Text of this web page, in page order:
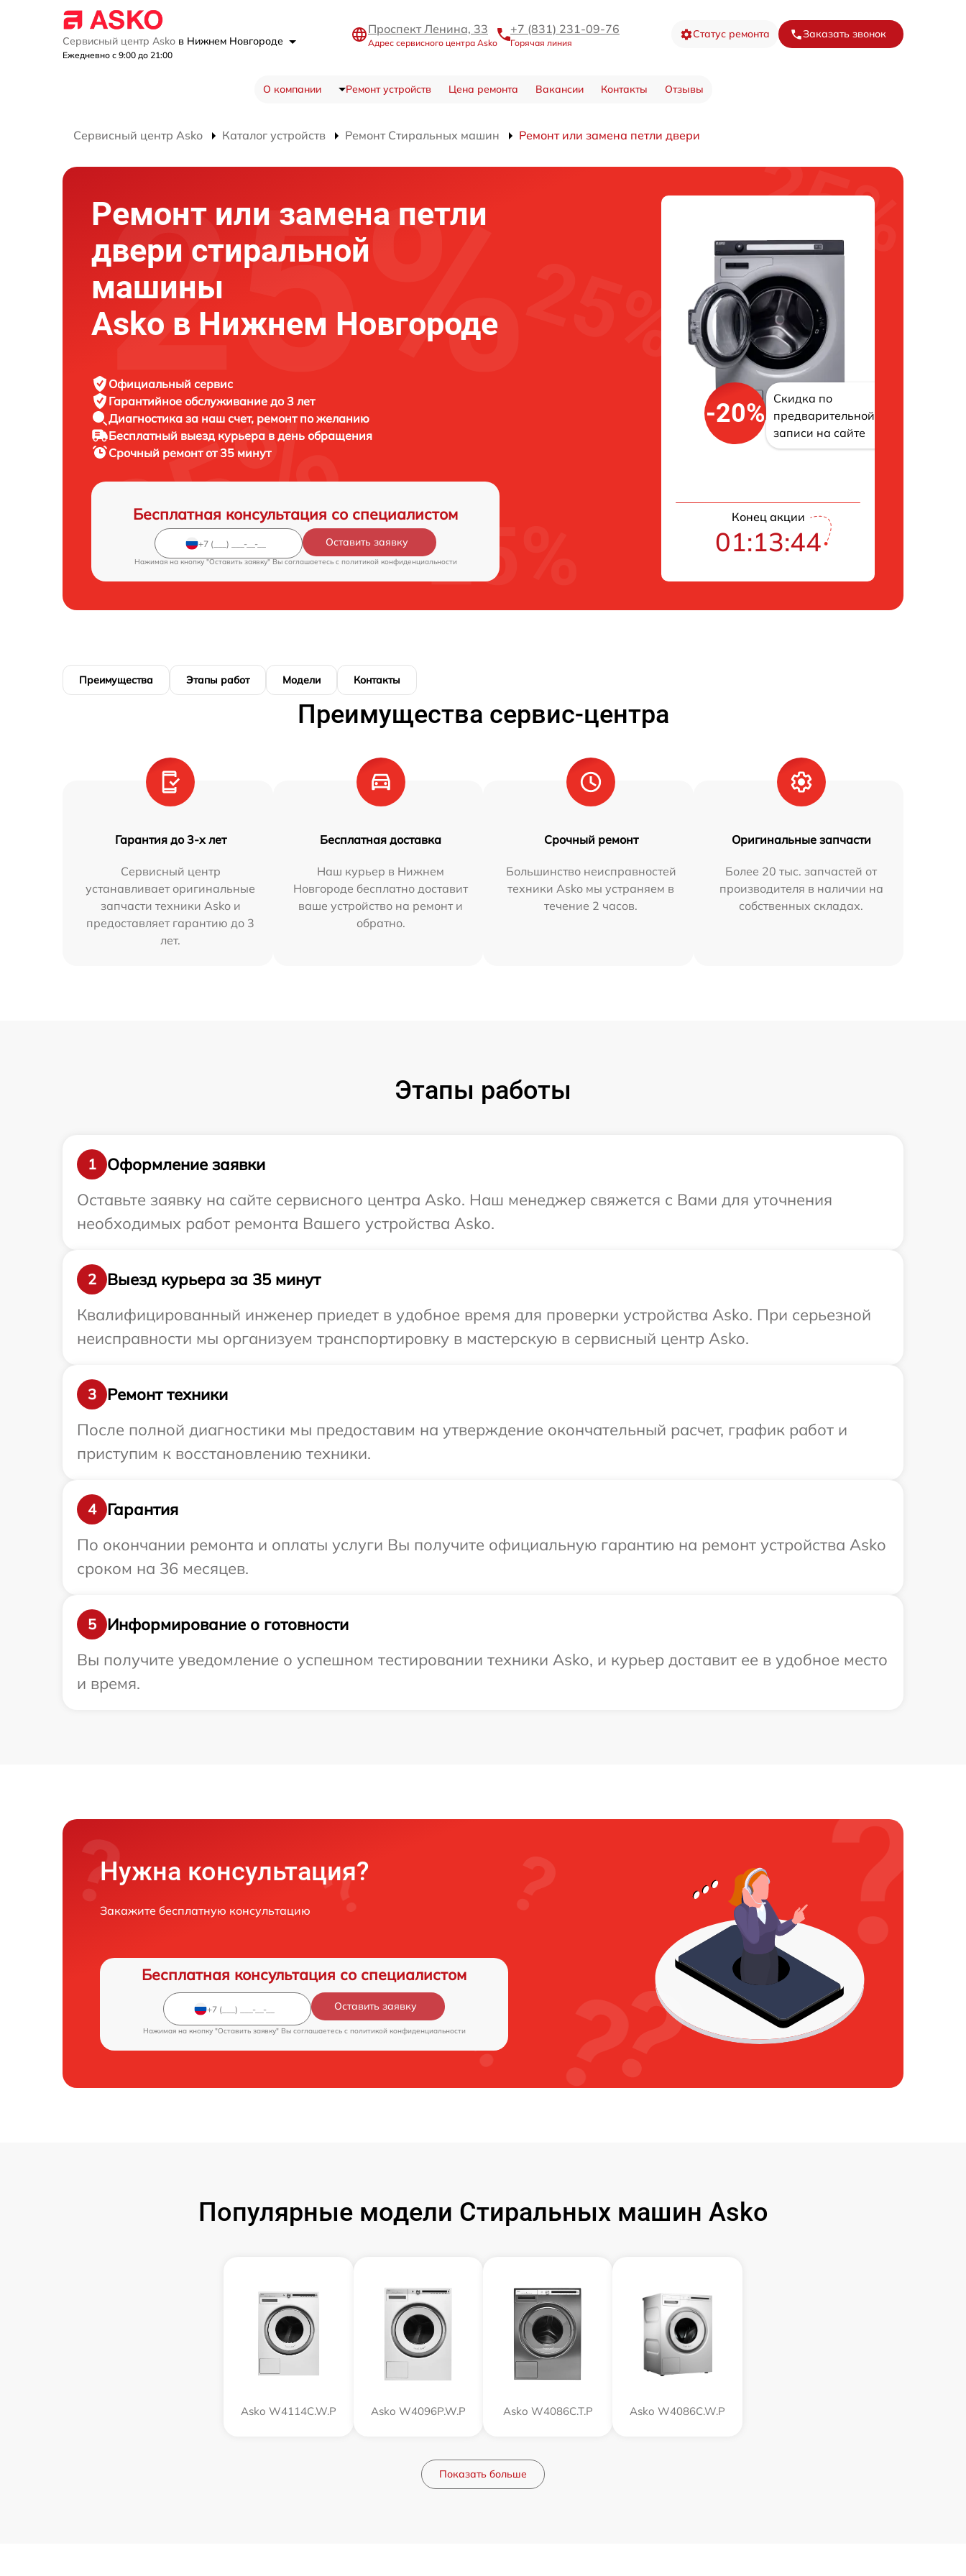
Сервисный центр Asko в Нижнем Новгороде
Ежедневно с 9:00 до 21:00
Проспект Ленина, 33
Адрес сервисного центра Asko
+7 (831) 231-09-76
Горячая линия
Статус ремонта Заказать звонок
О компании Ремонт устройств Цена ремонта Вакансии Контакты Отзывы
Сервисный центр Asko Каталог устройств Ремонт Стиральных машин Ремонт или замена петли двери
Ремонт или замена петли
двери стиральной
машины
Asko в Нижнем Новгороде
Официальный сервис
Гарантийное обслуживание до 3 лет
Диагностика за наш счет, ремонт по желанию
Бесплатный выезд курьера в день обращения
Срочный ремонтот 35 минут
Бесплатная консультация со специалистом
Оставить заявку
Нажимая на кнопку "Оставить заявку" Вы соглашаетесь c политикой конфиденциальности
-20%
Скидка по
предварительной
записи на сайте
Конец акции
01:13:43
Преимущества Этапы работ Модели Контакты
Преимущества сервис-центра
Гарантия до 3-х лет
Сервисный центр
устанавливает оригинальные
запчасти техники Asko и
предоставляет гарантию до 3
лет.
Бесплатная доставка
Наш курьер в Нижнем
Новгороде бесплатно доставит
ваше устройство на ремонт и
обратно.
Срочный ремонт
Большинство неисправностей
техники Asko мы устраняем в
течение 2 часов.
Оригинальные запчасти
Более 20 тыс. запчастей от
производителя в наличии на
собственных складах.
Этапы работы
1
Оформление заявки
Оставьте заявку на сайте сервисного центра Asko. Наш менеджер свяжется с Вами для уточнения
необходимых работ ремонта Вашего устройства Asko.
2
Выезд курьера за 35 минут
Квалифицированный инженер приедет в удобное время для проверки устройства Asko. При серьезной
неисправности мы организуем транспортировку в мастерскую в сервисный центр Asko.
3
Ремонт техники
После полной диагностики мы предоставим на утверждение окончательный расчет, график работ и
приступим к восстановлению техники.
4
Гарантия
По окончании ремонта и оплаты услуги Вы получите официальную гарантию на ремонт устройства Asko
сроком на 36 месяцев.
5
Информирование о готовности
Вы получите уведомление о успешном тестировании техники Asko, и курьер доставит ее в удобное место
и время.
Нужна консультация?
Закажите бесплатную консультацию
Бесплатная консультация со специалистом
Оставить заявку
Нажимая на кнопку "Оставить заявку" Вы соглашаетесь c политикой конфиденциальности
Популярные модели Стиральных машин Asko
Asko W4114C.W.P Asko W4096P.W.P Asko W4086C.T.P Asko W4086C.W.P
Показать больше